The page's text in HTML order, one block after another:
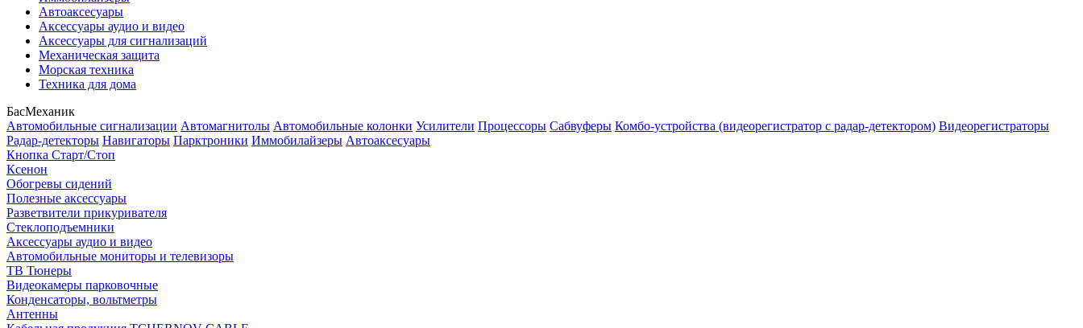
Автоаксесуары
Аксессуары аудио и видео
Аксессуары для сигнализаций
Механическая защита
Морская техника
Техника для дома
БасМеханик
Автомобильные сигнализации Автомагнитолы Автомобильные колонки Усилители Процессоры Сабвуферы Комбо-устройства (видеорегистратор с радар-детектором) Видеорегистраторы
Радар-детекторы Навигаторы Парктроники Иммобилайзеры Автоаксесуары
Кнопка Старт/Стоп
Ксенон
Обогревы сидений
Полезные аксессуары
Разветвители прикуривателя
Стеклоподъемники
Аксессуары аудио и видео
Автомобильные мониторы и телевизоры
ТВ Тюнеры
Видеокамеры парковочные
Конденсаторы, вольтметры
Антенны